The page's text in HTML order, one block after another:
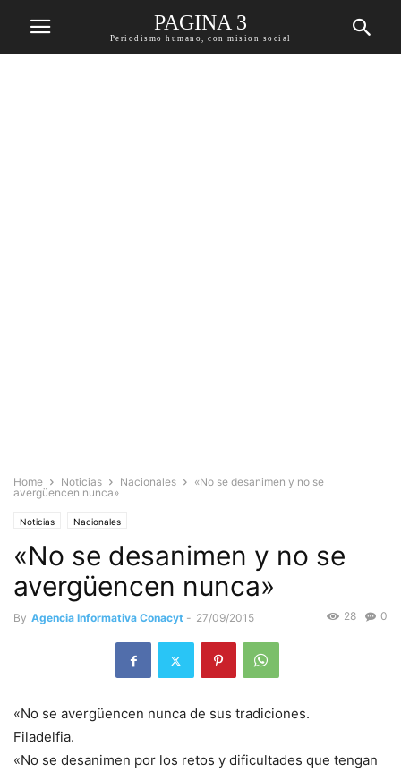
PAGINA 3
Periodismo humano, con mision social
Home Noticias Nacionales
«No se desanimen y no se
avergüencen nunca»
Noticias Nacionales
«No se desanimen y no se
avergüencen nunca»
By Agencia Informativa Conacyt - 27/09/2015 0
28
«No se avergüencen nunca de sus tradiciones.
Filadelfia.
«No se desanimen por los retos y dificultades que tengan